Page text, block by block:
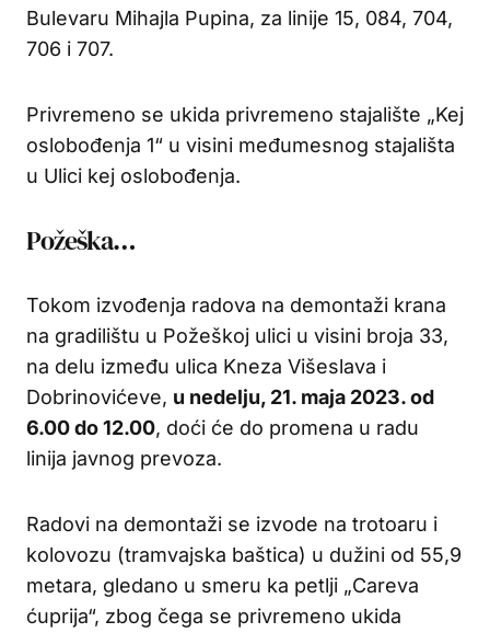
Bulevaru Mihajla Pupina, za linije 15, 084, 704,
706 i 707.
Privremeno se ukida privremeno stajalište „Kej
oslobođenja 1“ u visini međumesnog stajališta
u Ulici kej oslobođenja.
Požeška…
Tokom izvođenja radova na demontaži krana
na gradilištu u Požeškoj ulici u visini broja 33,
na delu između ulica Kneza Višeslava i
Dobrinovićeve, u nedelju, 21. maja 2023. od
6.00 do 12.00, doći će do promena u radu
linija javnog prevoza.
Radovi na demontaži se izvode na trotoaru i
kolovozu (tramvajska baštica) u dužini od 55,9
metara, gledano u smeru ka petlji „Careva
ćuprija“, zbog čega se privremeno ukida